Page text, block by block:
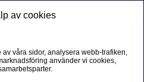
av cookies
våra sidor, analysera webb-trafiken,
använder vi cookies,